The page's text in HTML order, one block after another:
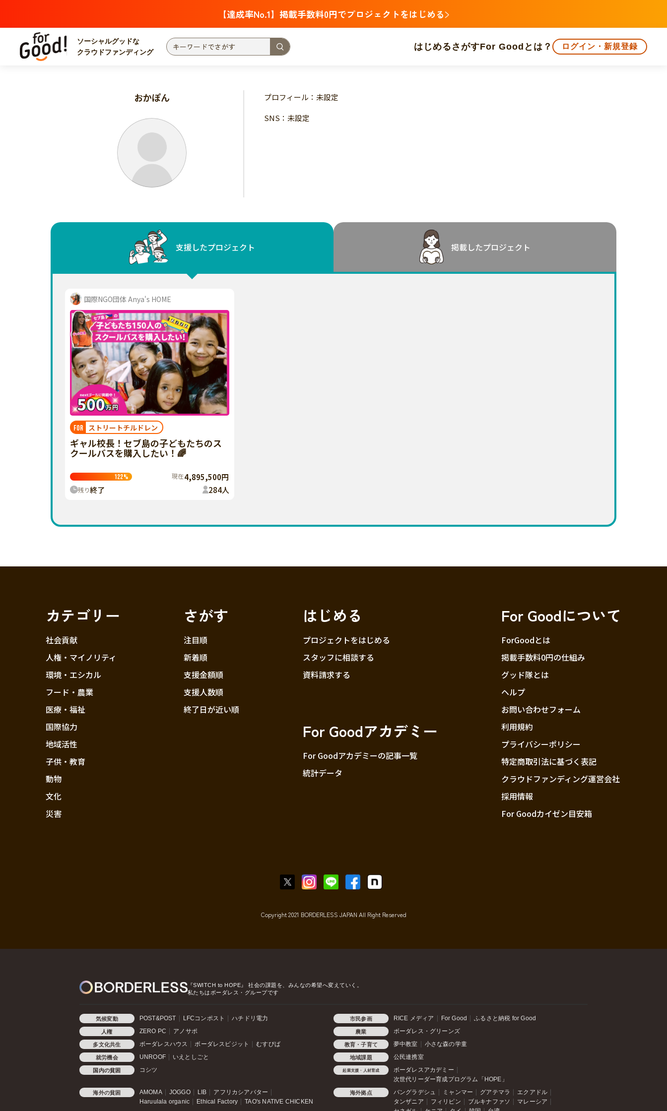
【達成率No.1】掲載手数料0円でプロジェクトをはじめる
ソーシャルグッドな
クラウドファンディング
はじめる さがすFor Goodとは？ ログイン・新規登録
注目 支援金額が多い 支援人数が多い
国際協力 子ども・教育
災害
北海道・東北
関東
新潟
中国
四国
九州・沖縄 福岡 佐賀 長崎 熊本 大分 宮崎 鹿児島 沖縄
おかぽん
プロフィール：未設定
SNS：未設定
支援したプロジェクト 掲載したプロジェクト
国際NGO団体 Anya's HOME
FOR ストリートチルドレン
ギャル校長！セブ島の子どもたちのス
クールバスを購入したい！🌈
122% 現在4,895,500円
残り終了 284人
カテゴリー
社会貢献
人権・マイノリティ
環境・エシカル
フード・農業
医療・福祉
国際協力
地域活性
子供・教育
動物
文化
災害
さがす
注目順
新着順
支援金額順
支援人数順
終了日が近い順
はじめる
プロジェクトをはじめる
スタッフに相談する
資料請求する
For Goodアカデミー
For Goodアカデミーの記事一覧
統計データ
For Goodについて
ForGoodとは
掲載手数料0円の仕組み
グッド隊とは
ヘルプ
お問い合わせフォーム
利用規約
プライバシーポリシー
特定商取引法に基づく表記
クラウドファンディング運営会社
採用情報
For Goodカイゼン目安箱
Copyright 2021 BORDERLESS JAPAN All Right Reserved
『SWITCH to HOPE』
社会の課題を、みんなの希望へ変えていく。
私たちはボーダレス・グループです
気候変動 POST&POST LFCコンポスト ハチドリ電力 市民参画 RICE メディア For Good ふるさと納税 for Good
人権 ZERO PC アノサポ 農業 ボーダレス・グリーンズ
多文化共生 ボーダレスハウス ボーダレスビジット むすびば 教育・子育て 夢中教室 小さな森の学童
就労機会 UNROOF いえとしごと 地域課題 公民連携室
国内の貧困 コシツ 起業支援・人材育成
ボーダレスアカデミー
次世代リーダー育成プログラム「HOPE」
海外の貧困 AMOMA JOGGO LIB
アフリカシアバター
Haruulala organic
Ethical Factory TAO's NATIVE CHICKEN
海外拠点 バングラデシュ ミャンマー グアテマラ
エクアドル
タンザニア
フィリピン ブルキナファソ
マレーシア